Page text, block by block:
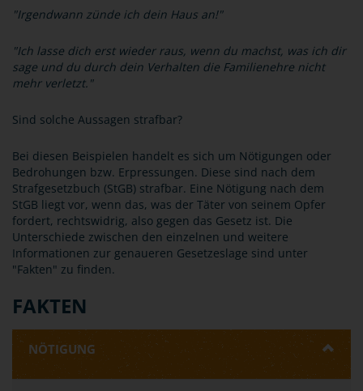
"Irgendwann zünde ich dein Haus an!"
"Ich lasse dich erst wieder raus, wenn du machst, was ich dir
sage und du durch dein Verhalten die Familienehre nicht
mehr verletzt."
Sind solche Aussagen strafbar?
Bei diesen Beispielen handelt es sich um Nötigungen oder
Bedrohungen bzw. Erpressungen. Diese sind nach dem
Strafgesetzbuch (StGB) strafbar. Eine Nötigung nach dem
StGB liegt vor, wenn das, was der Täter von seinem Opfer
fordert, rechtswidrig, also gegen das Gesetz ist. Die
Unterschiede zwischen den einzelnen und weitere
Informationen zur genaueren Gesetzeslage sind unter
"Fakten" zu finden.
FAKTEN
NÖTIGUNG